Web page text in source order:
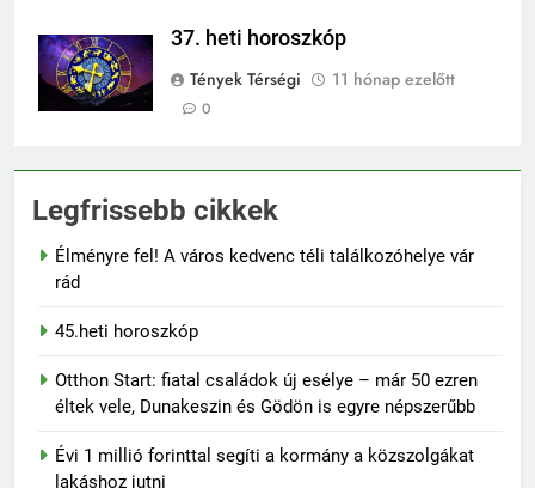
37. heti horoszkóp
Tények Térségi
11 hónap ezelőtt
0
Legfrissebb cikkek
Élményre fel! A város kedvenc téli találkozóhelye vár
rád
45.heti horoszkóp
Otthon Start: fiatal családok új esélye – már 50 ezren
éltek vele, Dunakeszin és Gödön is egyre népszerűbb
Évi 1 millió forinttal segíti a kormány a közszolgákat
lakáshoz jutni